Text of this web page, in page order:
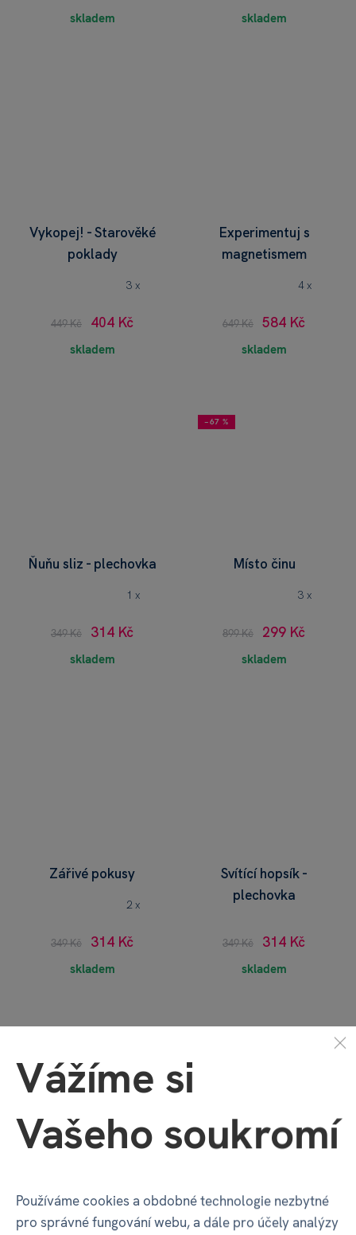
skladem skladem
Vykopej! - Starověké
poklady
3 x
449 Kč 404 Kč
skladem
Experimentuj s
magnetismem
4 x
649 Kč 584 Kč
skladem
Ňuňu sliz - plechovka
1 x
349 Kč 314 Kč
skladem
−67 %
Místo činu
3 x
899 Kč 299 Kč
skladem
Zářivé pokusy
2 x
349 Kč 314 Kč
skladem
Svítící hopsík -
plechovka
349 Kč 314 Kč
skladem
experimenty
kameny
Vážíme si
Vašeho soukromí
Používáme cookies a obdobné technologie nezbytné
pro správné fungování webu, a dále pro účely analýzy